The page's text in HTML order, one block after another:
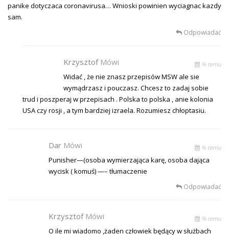
panike dotyczaca coronavirusa… Wnioski powinien wyciagnac kazdy
sam.
Odpowiadać
Krzysztof Mówi % temu
Widać , że nie znasz przepisów MSW ale sie
wymądrzasz i pouczasz. Chcesz to zadaj sobie
trud i poszperaj w przepisach . Polska to polska , anie kolonia
USA czy rosji , a tym bardziej izraela. Rozumiesz chłoptasiu.
Dar Mówi % temu
Punisher—(osoba wymierzająca karę, osoba dająca
wycisk ( komuś) —– tłumaczenie
Odpowiadać
Krzysztof Mówi % temu
O ile mi wiadomo ,żaden człowiek będący w służbach